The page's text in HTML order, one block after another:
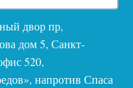
двор пр,
дом 5, Санкт-
520,
напротив Спаса